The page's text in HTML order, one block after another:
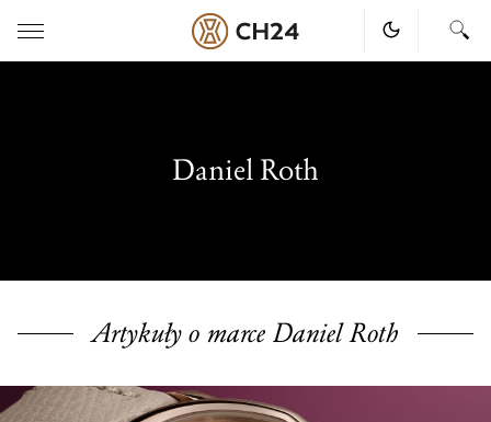
Daniel Roth
Artykuły o marce Daniel Roth